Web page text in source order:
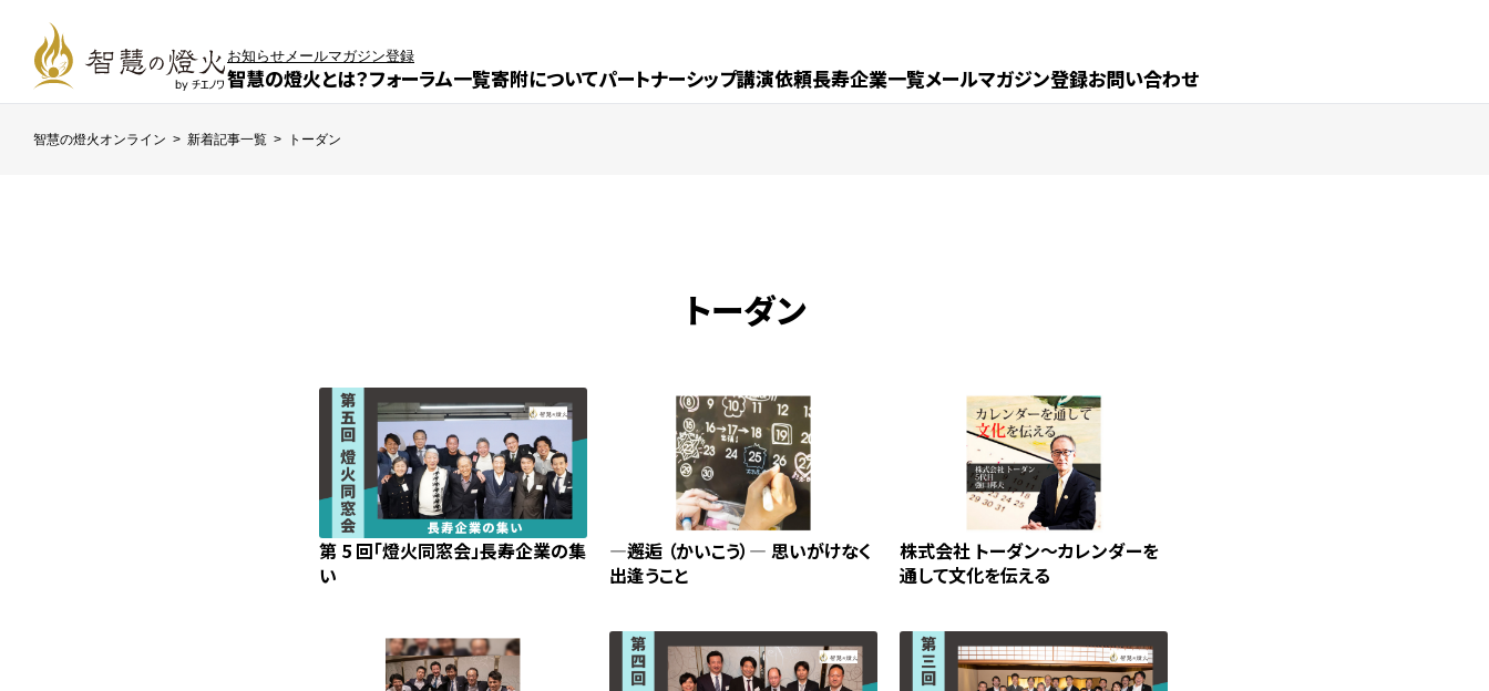
智慧の燈火とは？フォーラム一覧寄附についてパートナーシップ講演依頼長寿企業一覧メールマガジン登録お問い合わせ
お知らせメールマガジン登録
智慧の燈火オンライン > 新着記事一覧 > トーダン
トーダン
第 5 回「燈火同窓会」長寿企業の集
い
―邂逅 （かいこう）― 思いがけなく
出逢うこと
株式会社 トーダン〜カレンダーを
通して文化を伝える